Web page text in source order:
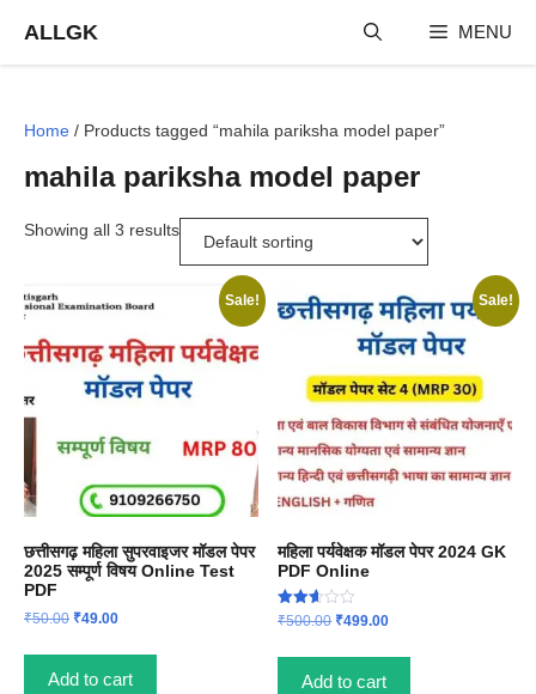
content
ALLGK MENU
Home / Products tagged “mahila pariksha model paper”
mahila pariksha model paper
Showing all 3 results
Sale!
छत्तीसगढ़ महिला सुपरवाइजर मॉडल पेपर
2025 सम्पूर्ण विषय Online Test
PDF
₹50.00 Original
was:
₹50.00.
₹49.00Current
is:
₹49.00.
Add to cart
Sale!
महिला पर्यवेक्षक मॉडल पेपर 2024 GK
PDF Online
Rated
5
₹500.00 Original
was:
₹500.00.
₹499.00Current
is:
Add to cart